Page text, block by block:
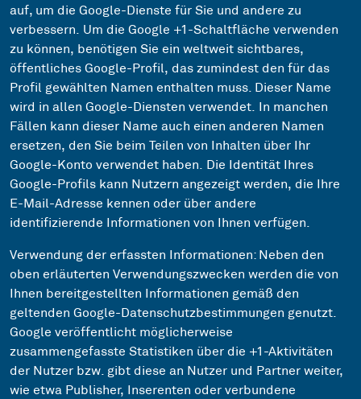
auf, um die Google-Dienste für Sie und andere zu
verbessern. Um die Google +1-Schaltfläche verwenden
zu können, benötigen Sie ein weltweit sichtbares,
öffentliches Google-Profil, das zumindest den für das
Profil gewählten Namen enthalten muss. Dieser Name
wird in allen Google-Diensten verwendet. In manchen
Fällen kann dieser Name auch einen anderen Namen
ersetzen, den Sie beim Teilen von Inhalten über Ihr
Google-Konto verwendet haben. Die Identität Ihres
Google-Profils kann Nutzern angezeigt werden, die Ihre
E-Mail-Adresse kennen oder über andere
identifizierende Informationen von Ihnen verfügen.
Verwendung der erfassten Informationen: Neben den
oben erläuterten Verwendungszwecken werden die von
Ihnen bereitgestellten Informationen gemäß den
geltenden Google-Datenschutzbestimmungen genutzt.
Google veröffentlicht möglicherweise
zusammengefasste Statistiken über die +1-Aktivitäten
der Nutzer bzw. gibt diese an Nutzer und Partner weiter,
wie etwa Publisher, Inserenten oder verbundene